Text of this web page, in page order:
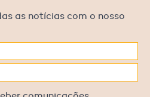
as notícias com o nosso